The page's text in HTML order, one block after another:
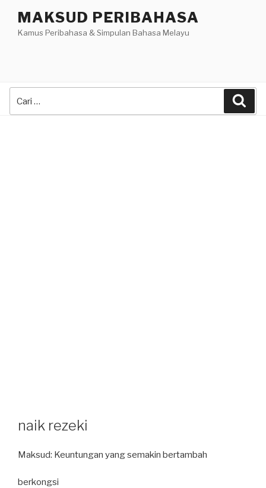
content
MAKSUD PERIBAHASA
Kamus Peribahasa & Simpulan Bahasa Melayu
naik rezeki
Maksud: Keuntungan yang semakin bertambah
berkongsi